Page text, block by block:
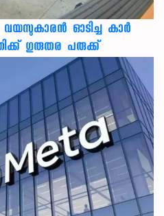
ഓടിച്ച കാര്‍
ഗുരുതര പരുക്ക്